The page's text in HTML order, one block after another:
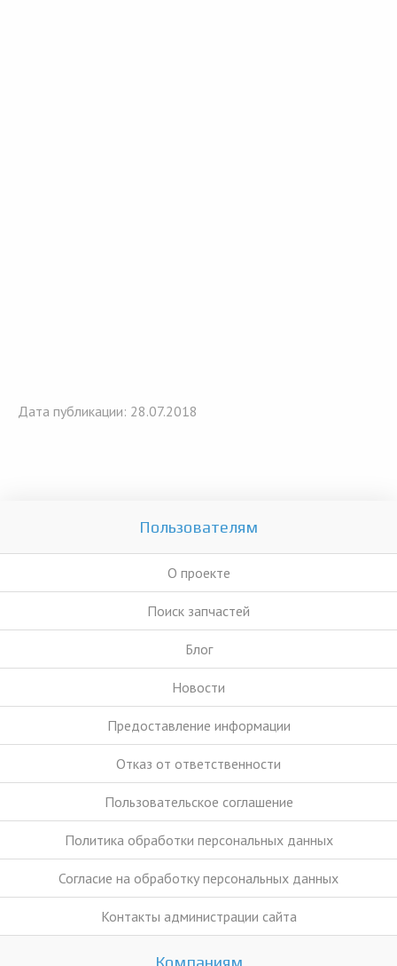
Дата публикации: 28.07.2018
Пользователям
О проекте
Поиск запчастей
Блог
Новости
Предоставление информации
Отказ от ответственности
Пользовательское соглашение
Политика обработки персональных данных
Согласие на обработку персональных данных
Контакты администрации сайта
Компаниям